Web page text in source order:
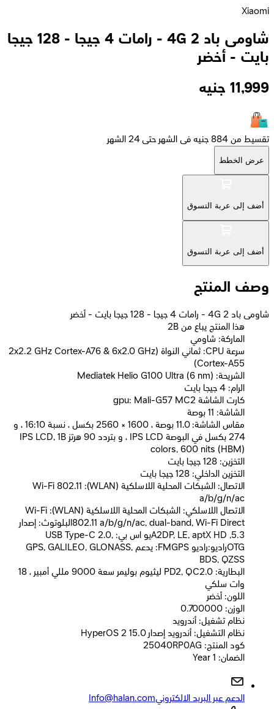
Xiaomi
شاومى باد 2 4G - رامات 4 جيجا - 128 جيجا
بايت - أخضر
11,999 جنيه
تقسيط من 884 جنيه فى الشهر حتى 24 الشهر
عرض الخطط
أضف إلى عربة التسوق
أضف إلى عربة التسوق
وصف المنتج
شاومى باد 2 4G - رامات 4 جيجا - 128 جيجا بايت - أخضر
2B هذا المنتج يباع من
الماركة: شاومي
سرعة CPU: ثماني النواة (2x2.2 GHz Cortex-A76 & 6x2.0 GHz
Cortex-A55)
الشريحة: Mediatek Helio G100 Ultra (6 nm)
الرام: 4 جيجا بايت
كارت الشاشة gpu: Mali-G57 MC2
الشاشة: 11 بوصة
مقاس الشاشة: 11.0 بوصة ، 1600 × 2560 بكسل ، نسبة 16:10 ، و
274 بكسل في البوصة IPS LCD ، و بتردد 90 هرتز IPS LCD, 1B
colors, 600 nits (HBM)
التخزين: 128 جيجا بايت
التخزين الداخلي: 128 جيجا بايت
الاتصال: الشبكات المحلية اللاسلكية (WLAN): Wi-Fi 802.11
a/b/g/n/ac
الاتصال اللاسلكي: الشبكات المحلية اللاسلكية (WLAN): Wi-Fi
802.11 a/b/g/n/ac, dual-band, Wi-Fi Directالبلوتوث: إصدار
5.3, A2DP, LE, aptX HDيو اس بي: USB Type-C 2.0,
OTGراديو:راديو FMGPS: يدعم GPS, GALILEO, GLONASS,
BDS, QZSS
البطارية: PD2, QC2.0 ليثيوم بوليمر سعة 9000 مللي أمبير ، 18
وات سلكي
اللون: أخضر
الوزن: 0.700000
نظام تشغيل: أندرويد
نظام التشغيل: أندرويد إصدار 15.0 HyperOS 2
كود المنتج: 25040RP0AG
الضمان: 1 Year
الدعم عبر البريد الالكترونيInfo@halan.com